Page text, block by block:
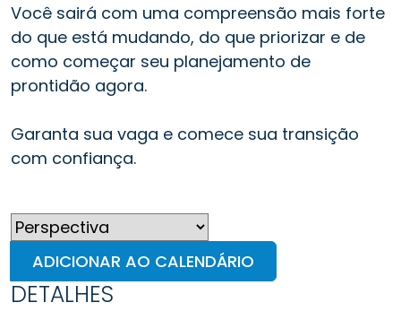
Você sairá com uma compreensão mais forte
do que está mudando, do que priorizar e de
como começar seu planejamento de
prontidão agora.
Garanta sua vaga e comece sua transição
com confiança.
ADICIONAR AO CALENDÁRIO
DETALHES